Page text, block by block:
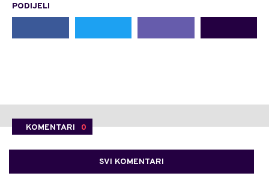
PODIJELI
KOMENTARI 0
SVI KOMENTARI